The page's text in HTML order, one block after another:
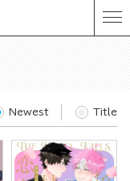
Newest Title